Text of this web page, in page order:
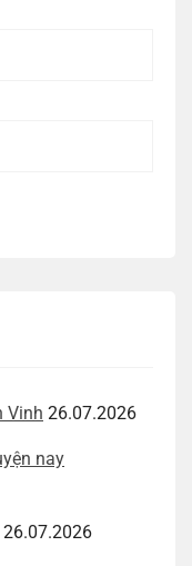
Vinh 26.07.2026
nay
26.07.2026